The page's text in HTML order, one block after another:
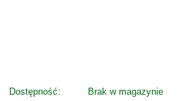
Dostępność: Brak w magazynie